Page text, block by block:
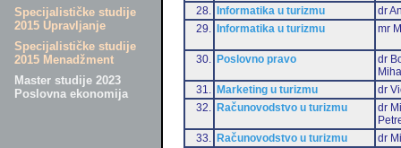
Specijalističke studije
2015 Upravljanje
Specijalističke studije
2015 Menadžment
Master studije 2023
Poslovna ekonomija
28.
Informatika u turizmu
dr
29.
Informatika u turizmu mr
30. Poslovno pravo
dr
31.
Marketing u turizmu
dr
32.
Računovodstvo u turizmu
dr
33.
Računovodstvo u turizmu
dr